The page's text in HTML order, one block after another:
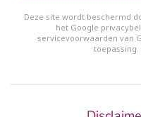
reCHAPTCHA*
Deze site wordt beschermd
het Google
servicevoorwaarden van
toepassing.